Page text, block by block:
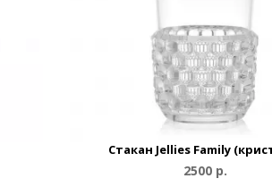
Cтакан Jellies Family
2500 р.